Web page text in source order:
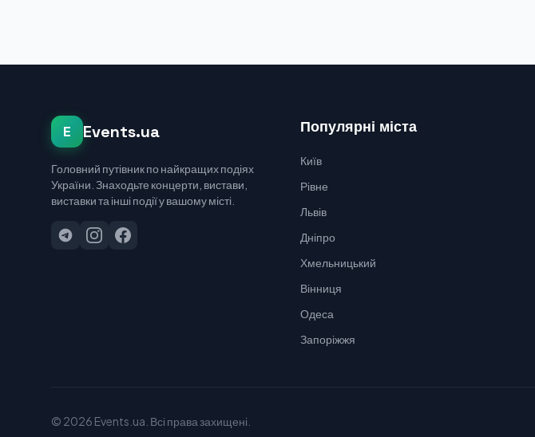
E Events.ua
Головний путівник по найкращих подіях
України. Знаходьте концерти, вистави,
виставки та інші події у вашому місті.
Популярні міста
Київ
Рівне
Львів
Дніпро
Хмельницький
Вінниця
Одеса
Запоріжжя
© 2026 Events.ua. Всі права захищені.